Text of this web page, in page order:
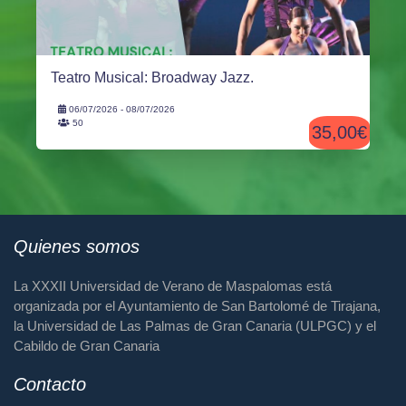
Teatro Musical: Broadway Jazz.
06/07/2026 - 08/07/2026
50
35,00€
Quienes somos
La XXXII Universidad de Verano de Maspalomas está
organizada por el Ayuntamiento de San Bartolomé de Tirajana,
la Universidad de Las Palmas de Gran Canaria (ULPGC) y el
Cabildo de Gran Canaria
Contacto